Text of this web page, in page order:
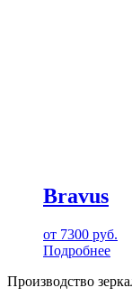
Bravus
от 7300 руб.
Подробнее
Производство